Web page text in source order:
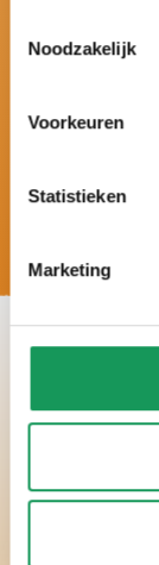
Noodzakelijk
Voorkeuren
Statistieken
Marketing
5 sterren
ruimte